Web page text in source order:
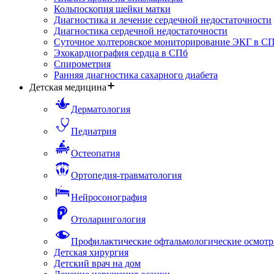
Кольпоскопия шейки матки
Диагностика и лечение сердечной недостаточности
Диагностика сердечной недостаточности
Суточное холтеровское мониторирование ЭКГ в
Эхокардиография сердца в СПб
Спирометрия
Ранняя диагностика сахарного диабета
Детская медицина
Дерматология
Педиатрия
Остеопатия
Ортопедия-травматология
Нейросонография
Отоларингология
Профилактические офтальмологические
Детская хирургия
Детский врач на дом